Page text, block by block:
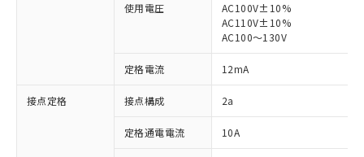
使用電圧
AC100V±10%
AC110V±10%
AC100～130V
定格電流 12mA
接点定格 接点構成 2a
定格通電電流 10A
ご利用条件
対応済み：EU RoHS指令（10物質）の
非含有に対応した製品が提供可能な商品で
対応予定：EU RoHS指令（10物質）の非含
有に対応した製品に切り替える予定のある